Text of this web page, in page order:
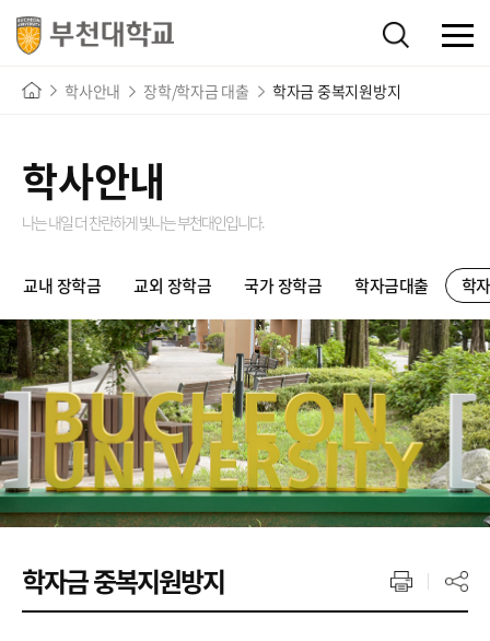
학사안내 장학/학자금 대출 학자금 중복지원방지
학사안내
나는 내일 더 찬란하게 빛나는부천대인입니다.
교내 장학금 교외 장학금 국가 장학금 학자금대출 학
학자금 중복지원방지